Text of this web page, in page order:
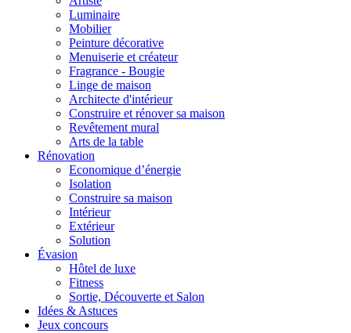
Luminaire
Mobilier
Peinture décorative
Menuiserie et créateur
Fragrance - Bougie
Linge de maison
Architecte d'intérieur
Construire et rénover sa maison
Revêtement mural
Arts de la table
Rénovation
Economique d’énergie
Isolation
Construire sa maison
Intérieur
Extérieur
Solution
Évasion
Hôtel de luxe
Fitness
Sortie, Découverte et Salon
Idées & Astuces
Jeux concours